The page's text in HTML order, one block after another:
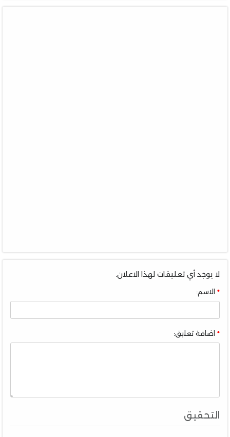
لا يوجد أي تعليقات لهذا الاعلان.
الاسم:
اضافة تعليق:
التحقيق